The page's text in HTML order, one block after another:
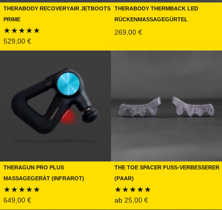
Therabody RecoveryAir JetBoots
Prime
Bewertet mit
529,00 €
Therabody ThermBack LED
Rückenmassagegürtel
269,00 €
Theragun PRO PLUS
Massagegerät (Infrarot)
Bewertet mit
649,00 €
The Toe Spacer Fuß-Verbesserer
(Paar)
Bewertet mit
ab 25,00 €